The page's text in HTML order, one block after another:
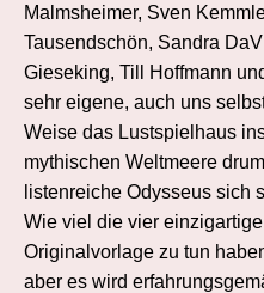
Malmsheimer, Sven
Tausendschön, Sandra
Gieseking, Till Hoffmann
sehr eigene, auch uns
Weise das Lustspielhaus
mythischen Weltmeere
listenreiche Odysseus sich
Wie viel die vier
Originalvorlage zu tun
aber es wird